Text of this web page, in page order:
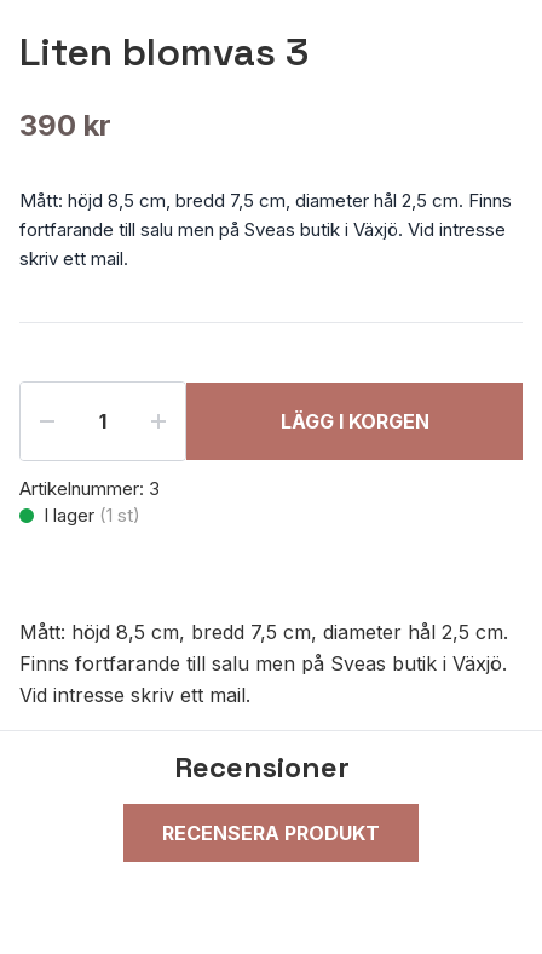
Liten blomvas 3
390 kr
Mått: höjd 8,5 cm, bredd 7,5 cm, diameter hål 2,5 cm. Finns
fortfarande till salu men på Sveas butik i Växjö. Vid intresse
skriv ett mail.
LÄGG I KORGEN
Artikelnummer: 3
I lager (1 st)
Mått: höjd 8,5 cm, bredd 7,5 cm, diameter hål 2,5 cm.
Finns fortfarande till salu men på Sveas butik i Växjö.
Vid intresse skriv ett mail.
Recensioner
RECENSERA PRODUKT